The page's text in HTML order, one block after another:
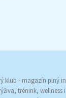
klub - magazín plný
trénink, wellness